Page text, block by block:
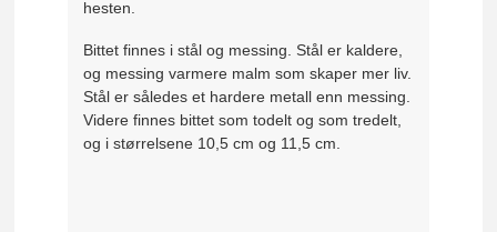
hesten.
Bittet finnes i stål og messing. Stål er kaldere,
og messing varmere malm som skaper mer liv.
Stål er således et hardere metall enn messing.
Videre finnes bittet som todelt og som tredelt,
og i størrelsene 10,5 cm og 11,5 cm.